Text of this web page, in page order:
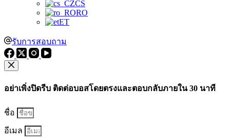
CS
RO
ET
รับการสอบถาม
อย่าเพิ่งปิดรีบ ติดต่อบอสโดยตรงและตอบกลับภายใน 30 นาที
ชื่อ
อีเมล